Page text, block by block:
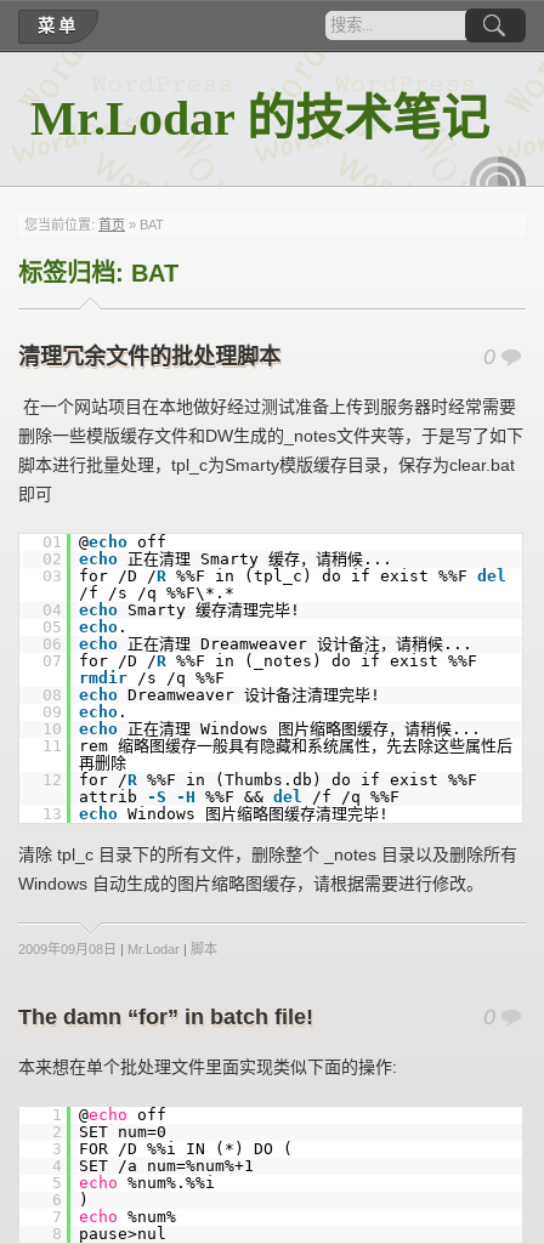
菜单
Mr.Lodar 的技术笔记
您当前位置: 首页 » BAT
标签归档: BAT
清理冗余文件的批处理脚本
在一个网站项目在本地做好经过测试准备上传到服务器时经常需要
删除一些模版缓存文件和DW生成的_notes文件夹等，于是写了如下
脚本进行批量处理，tpl_c为Smarty模版缓存目录，保存为clear.bat
即可
01 @echo off
02
echo
正在清理 Smarty 缓存，请稍候...
03
for /D /R %%F in (tpl_c) do if exist %%F del
/f /s /q %%F\*.*
04
echo
Smarty 缓存清理完毕!
05
echo.
06
echo
正在清理 Dreamweaver 设计备注，请稍候...
07
for /D /R %%F in (_notes) do if exist %%F
rmdir
/s /q %%F
08
echo Dreamweaver 设计备注清理完毕!
09
echo.
10
echo
正在清理 Windows 图片缩略图缓存，请稍候...
11
rem 缩略图缓存一般具有隐藏和系统属性，先去除这些属性后
再删除
12
for /R %%F in (Thumbs.db) do if exist %%F
attrib -S -H %%F && del
/f /q %%F
13
echo Windows 图片缩略图缓存清理完毕!
清除 tpl_c 目录下的所有文件，删除整个 _notes 目录以及删除所有
Windows 自动生成的图片缩略图缓存，请根据需要进行修改。
2009年09月08日 | Mr.Lodar | 脚本
0
The damn “for” in batch file!
本来想在单个批处理文件里面实现类似下面的操作:
1 @echo off
2
SET num=0
3
FOR /D %%i IN (*) DO (
4
SET /a num=%num%+1
5
echo %num%.%%i
6
)
7
echo %num%
8
pause>nul
0